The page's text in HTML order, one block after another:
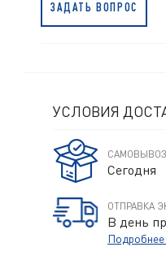
ЗАДАТЬ ВОПРОС
УСЛОВИЯ
САМОВЫВОЗ
Сегодня
ОТПРАВКА
В день